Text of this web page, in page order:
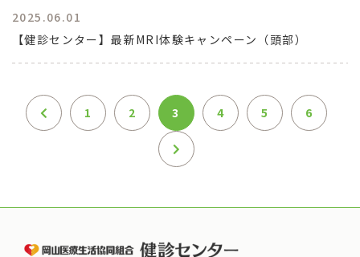
2025.06.01
【健診センター】最新MRI体験キャンペーン（頭部）
1 2 3 4 5 6